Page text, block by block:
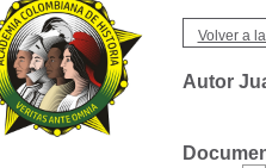
Volver a
Autor